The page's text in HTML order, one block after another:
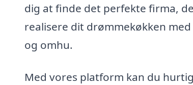
dig at finde det perfekte firma,
realisere dit drømmekøkken
og omhu.
Med vores platform kan du